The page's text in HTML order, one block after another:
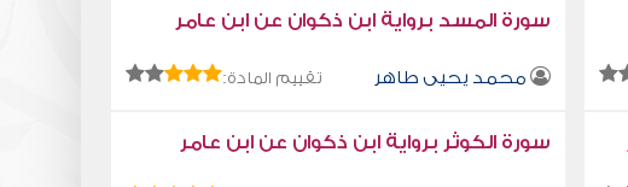
سورة المسد برواية ابن ذكوان عن ابن عامر
محمد يحيى طاهر تقييم المادة:
سورة الكوثر برواية ابن ذكوان عن ابن عامر